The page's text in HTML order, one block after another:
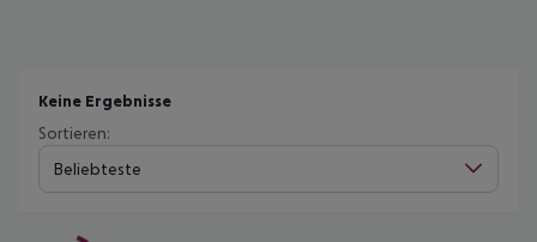
Keine Ergebnisse
Sortieren:
Beliebteste